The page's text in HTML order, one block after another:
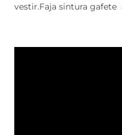
vestir.Faja sintura gafete